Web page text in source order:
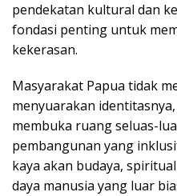
pendekatan kultural dan
fondasi penting untuk
kekerasan.
Masyarakat Papua tidak
menyuarakan
membuka ruang seluas-
pembangunan yang
kaya akan budaya,
daya manusia yang luar